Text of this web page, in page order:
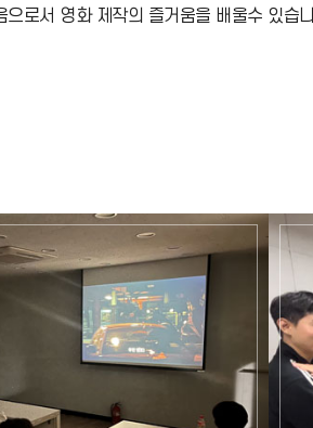
로서 영화 제작의 즐거움을 배울수 있습